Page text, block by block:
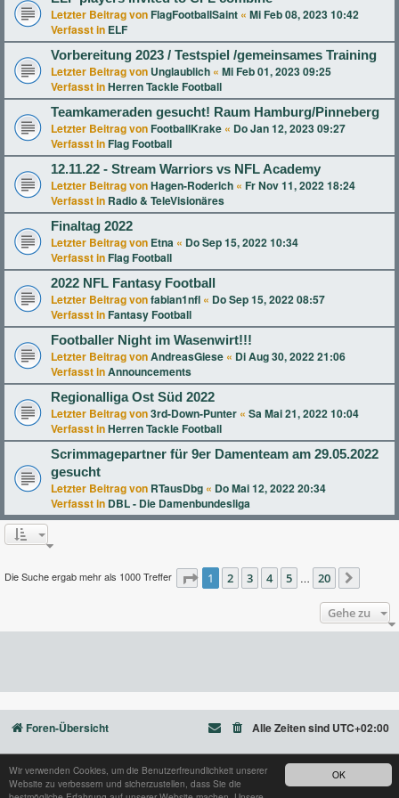
OK
Wir verwenden Cookies, um die Benutzerfreundlichkeit unserer
Website zu verbessern und sicherzustellen, dass Sie die
Letzter Beitrag von FlagFootballSaint « Mi Feb 08, 2023 10:42
Verfasst in ELF
Vorbereitung 2023 / Testspiel /gemeinsames Training
Letzter Beitrag von Unglaublich « Mi Feb 01, 2023 09:25
Verfasst inHerren Tackle Football
Teamkameraden gesucht! Raum Hamburg/Pinneberg
Letzter Beitrag von FootballKrake « Do Jan 12, 2023 09:27
Verfasst in Flag Football
12.11.22 - Stream Warriors vs NFL Academy
Letzter Beitrag vonHagen-Roderich « Fr Nov 11, 2022 18:24
Verfasst in Radio & TeleVisionäres
Finaltag 2022
Letzter Beitrag von Etna « Do Sep 15, 2022 10:34
Verfasst in Flag Football
2022 NFL Fantasy Football
Letzter Beitrag vonfabian1nfl « Do Sep 15, 2022 08:57
Verfasst in Fantasy Football
Footballer Night im Wasenwirt!!!
Letzter Beitrag vonAndreasGiese « Di Aug 30, 2022 21:06
Verfasst inAnnouncements
Regionalliga Ost Süd 2022
Letzter Beitrag von3rd-Down-Punter « Sa Mai 21, 2022 10:04
Verfasst inHerren Tackle Football
Scrimmagepartner für 9er Damenteam am 29.05.2022
gesucht
Letzter Beitrag von RTausDbg « Do Mai 12, 2022 20:34
Verfasst in DBL - Die Damenbundesliga
Die Suche ergab mehr als 1000 Treffer Seite1 von 20
1 2 3 4 5 … 20
Gehe zu
Foren-Übersicht Alle Zeiten sind UTC+02:00
Powered byphpBB® Forum Software © phpBB Limited